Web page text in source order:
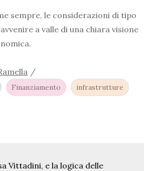
sempre, le considerazioni di tipo
a valle di una chiara visione
Finanziamento infrastrutture
Vittadini, e la logica delle